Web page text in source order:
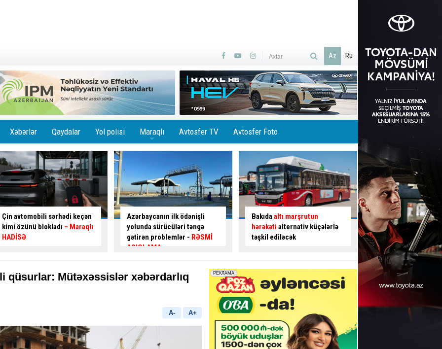
Az Ru
Xəbərlər Qaydalar Yol polisi Maraqlı Avtosfer TV Avtosfer Foto
Azərbaycanın ilk ödənişli
yolunda sürücüləri təngə
gətirən problemlər -
Bakıdaaltı marşrutun
hərəkətialternativ küçələrlə
təşkil ediləcək
İlisuda Ramramay şəlaləsinə
gedənlərdən ödəniş alınır? -
İDDİA - VİDEO
Qəzaya səbəb olan
avtobus sürücüsü ilə
mübahisə etdi-
qüsurlar: Mütəxəssislər xəbərdarlıq
A- A+